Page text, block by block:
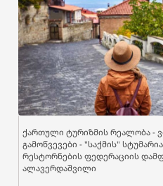
ქართული ტურიზმის რეალობა -
გამოწვევები - "საქმის"
რესტორნების ფედერაციის
ალავერდაშვილი